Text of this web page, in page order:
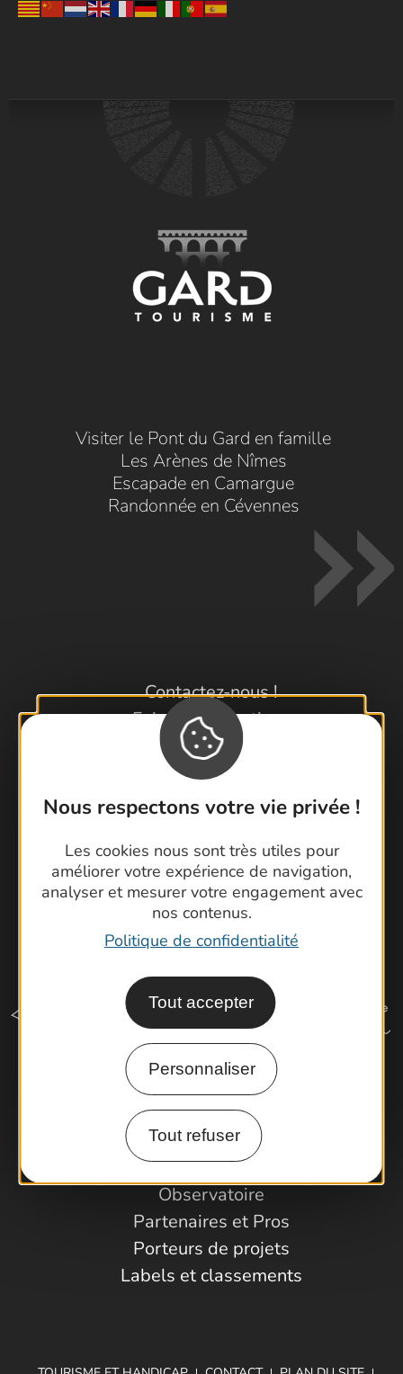
Nous respectons votre vie privée !
Les cookies nous sont très utiles pour
améliorer votre expérience de navigation,
analyser et mesurer votre engagement avec
nos contenus.
Politique de confidentialité
Tout accepter
Personnaliser
Tout refuser
Visiter le Pont du Gard en famille
Les Arènes de Nîmes
Escapade en Camargue
Randonnée en Cévennes
Contactez-nous !
Foire aux questions
Brochures
Cartoguides et Topoguides
Latitude Gard
Comment venir ?
Espace Pro
Observatoire
Partenaires et Pros
Porteurs de projets
Labels et classements